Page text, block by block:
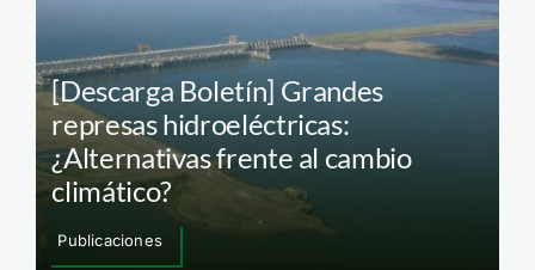
[Descarga Boletín] Grandes
represas hidroeléctricas:
¿Alternativas frente al cambio
climático?
Publicaciones